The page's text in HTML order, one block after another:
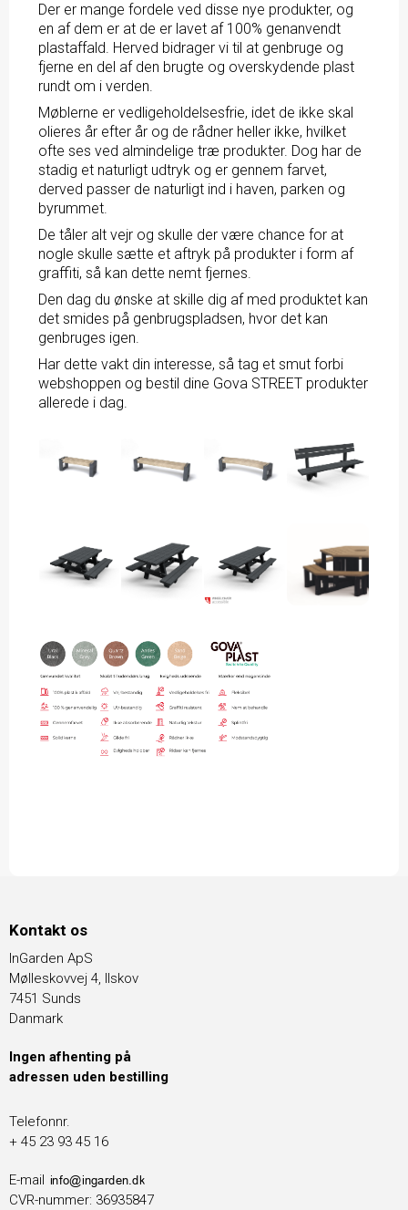
Der er mange fordele ved disse nye produkter, og
en af dem er at de er lavet af 100% genanvendt
plastaffald. Herved bidrager vi til at genbruge og
fjerne en del af den brugte og overskydende plast
rundt om i verden.
Møblerne er vedligeholdelsesfrie, idet de ikke skal
olieres år efter år og de rådner heller ikke, hvilket
ofte ses ved almindelige træ produkter. Dog har de
stadig et naturligt udtryk og er gennem farvet,
derved passer de naturligt ind i haven, parken og
byrummet.
De tåler alt vejr og skulle der være chance for at
nogle skulle sætte et aftryk på produkter i form af
graffiti, så kan dette nemt fjernes.
Den dag du ønske at skille dig af med produktet kan
det smides på genbrugspladsen, hvor det kan
genbruges igen.
Har dette vakt din interesse, så tag et smut forbi
webshoppen og bestil dine Gova STREET produkter
allerede i dag.
Kontakt os
InGarden ApS
Mølleskovvej 4, Ilskov
7451 Sunds
Danmark
Ingen afhenting på
adressen uden bestilling
Telefonnr.
+ 45 23 93 45 16
E-mail
CVR-nummer: 36935847